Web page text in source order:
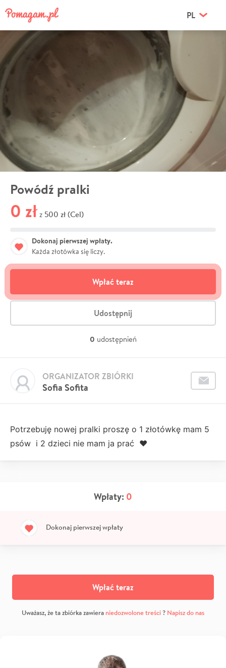
PL
Powódź pralki
0 zł z 500 zł (Cel)
Dokonaj pierwszej wpłaty.
Każda złotówka się liczy.
Wpłać teraz
Udostępnij
0 udostępnień
Sofia Sofita
ORGANIZATOR ZBIÓRKI
Potrzebuję nowej pralki proszę o 1 złotówkę mam 5
psów i 2 dzieci nie mam ja prać ❤️
Wpłaty: 0
Dokonaj pierwszej wpłaty
Wpłać teraz
Uważasz, że ta zbiórka zawiera niedozwolone treści? Napisz do nas